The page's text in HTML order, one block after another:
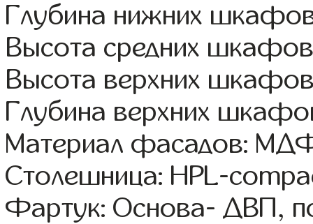
Глубина нижних
Высота средних
Высота верхних
Глубина верхних
Материал фасадов:
Столешница: HPL-
Фартук: Основа- ДВП,